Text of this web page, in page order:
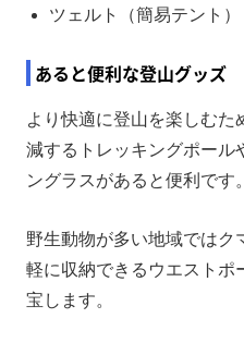
ツェルト（簡易テント）
あると便利な登山グッズ
より快適に登山を楽しむた
減するトレッキングポール
ングラスがあると便利です。
野生動物が多い地域ではク
軽に収納できるウエストポ
宝します。